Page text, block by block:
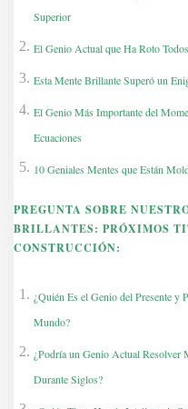
Superior
El Genio Actual que Ha Roto
Esta Mente Brillante Superó un
El Genio Más Importante del
Ecuaciones
10 Geniales Mentes que Están
PREGUNTA SOBRE
BRILLANTES: PRÓXIMOS
CONSTRUCCIÓN:
¿Quién Es el Genio del Presente y
Mundo?
¿Podría un Genio Actual Resolver
Durante Siglos?